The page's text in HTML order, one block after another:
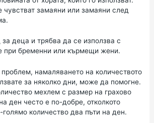
замаяни или замаяни след
деца и трябва да се използва с
при бременни или кърмещи жени.
намаляването на количеството
за няколко дни, може да помогне.
мехлем с размер на грахово
ден често е по-добре, отколкото
голямо количество два пъти на ден.